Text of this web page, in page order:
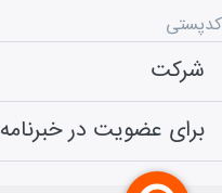
کدپستی
شرکت
برای عضویت در خبرنامه